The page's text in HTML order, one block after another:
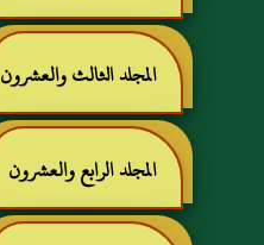
المجلد الثالث والعشرون
المجلد الرابع والعشرون